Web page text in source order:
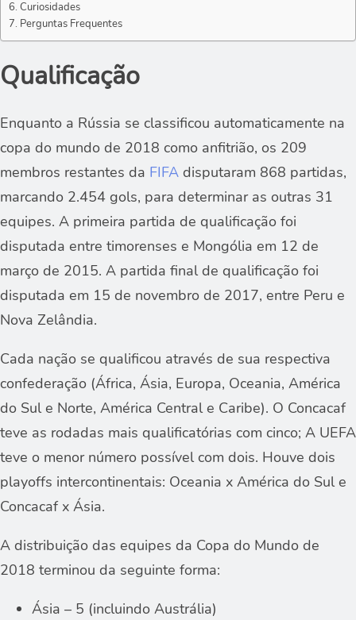
Curiosidades
Perguntas Frequentes
Qualificação
Enquanto a Rússia se classificou automaticamente na
copa do mundo de 2018 como anfitrião, os 209
membros restantes da FIFA disputaram 868 partidas,
marcando 2.454 gols, para determinar as outras 31
equipes. A primeira partida de qualificação foi
disputada entre timorenses e Mongólia em 12 de
março de 2015. A partida final de qualificação foi
disputada em 15 de novembro de 2017, entre Peru e
Nova Zelândia.
Cada nação se qualificou através de sua respectiva
confederação (África, Ásia, Europa, Oceania, América
do Sul e Norte, América Central e Caribe). O Concacaf
teve as rodadas mais qualificatórias com cinco; A UEFA
teve o menor número possível com dois. Houve dois
playoffs intercontinentais: Oceania x América do Sul e
Concacaf x Ásia.
A distribuição das equipes da Copa do Mundo de
2018 terminou da seguinte forma:
Ásia – 5 (incluindo Austrália)